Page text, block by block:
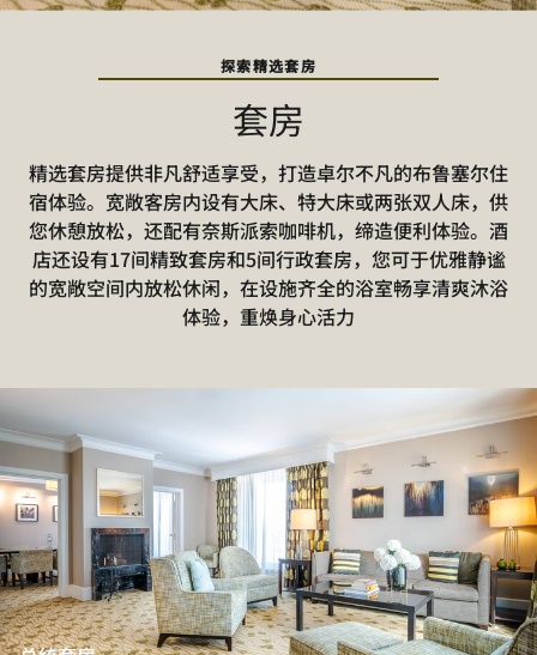
探索精选套房
套房
精选套房提供非凡舒适享受，打造卓尔不凡的布鲁塞尔住
宿体验。宽敞客房内设有大床、特大床或两张双人床，供
您休憩放松，还配有奈斯派索咖啡机，缔造便利体验。酒
店还设有17间精致套房和5间行政套房，您可于优雅静谧
的宽敞空间内放松休闲，在设施齐全的浴室畅享清爽沐浴
体验，重焕身心活力